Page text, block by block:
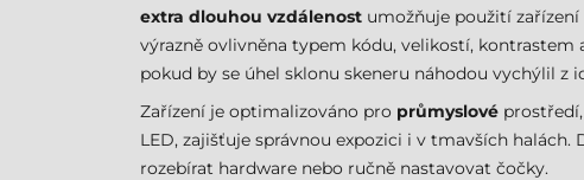
extra dlouhou vzdálenost umožňuje použití
výrazně ovlivněna typem kódu, velikostí,
pokud by se úhel sklonu skeneru náhodou vychýlil z
Zařízení je optimalizováno pro průmyslové
LED, zajišťuje správnou expozici i v tmavších
rozebírat hardware nebo ručně nastavovat čočky.